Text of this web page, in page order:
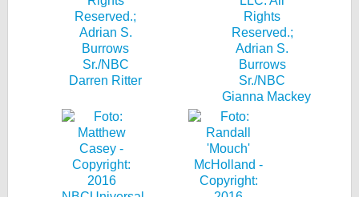
Darren Ritter
Gianna Mackey